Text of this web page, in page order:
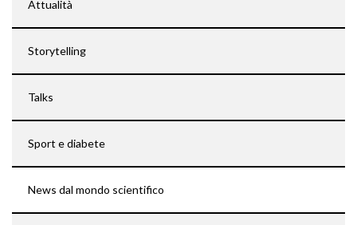
Attualità
Storytelling
Talks
Sport e diabete
News dal mondo scientifico